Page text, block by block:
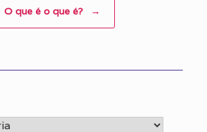
O que é o que é? →